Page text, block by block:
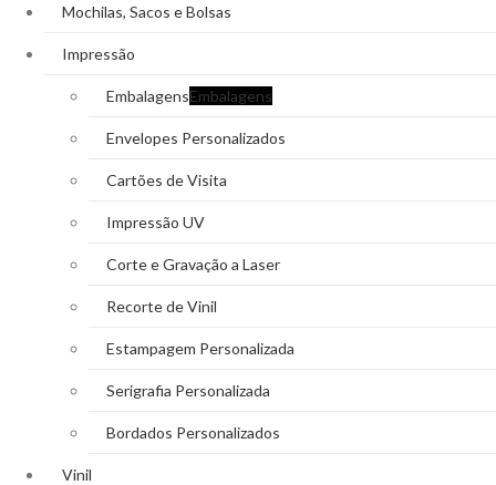
Mochilas, Sacos e Bolsas
Impressão
EmbalagensEmbalagens
Envelopes Personalizados
Cartões de Visita
Impressão UV
Corte e Gravação a Laser
Recorte de Vinil
Estampagem Personalizada
Serigrafia Personalizada
Bordados Personalizados
Vinil